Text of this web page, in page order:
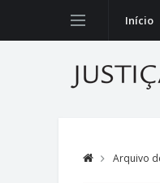
Início
Arquivo